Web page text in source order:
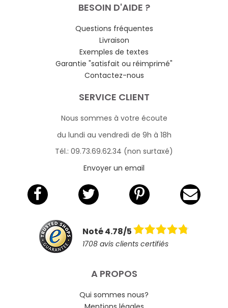
BESOIN D'AIDE ?
Questions fréquentes
Livraison
Exemples de textes
Garantie "satisfait ou réimprimé"
Contactez-nous
SERVICE CLIENT
Nous sommes à votre écoute
du lundi au vendredi de 9h à 18h
Tél.: 09.73.69.62.34 (non surtaxé)
Envoyer un email
Noté 4.78/5
1708 avis clients certifiés
A PROPOS
Qui sommes nous?